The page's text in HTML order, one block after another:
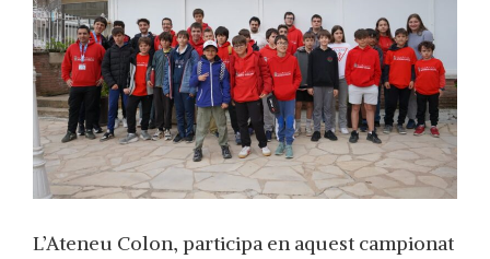
L’Ateneu Colon, participa en aquest campionat